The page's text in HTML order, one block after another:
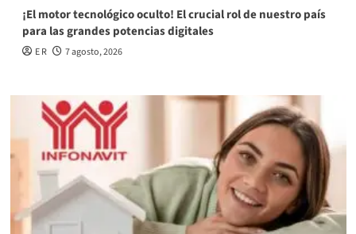
¡El motor tecnológico oculto! El crucial rol de nuestro país
para las grandes potencias digitales
E R 7 agosto, 2026